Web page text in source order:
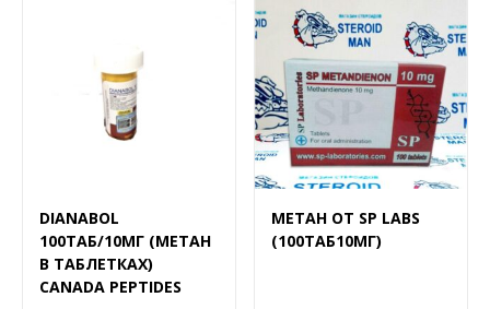
DIANABOL
100ТАБ/10МГ (МЕТАН
В ТАБЛЕТКАХ)
CANADA PEPTIDES
МЕТАН ОТ SP LABS
(100ТАБ10МГ)